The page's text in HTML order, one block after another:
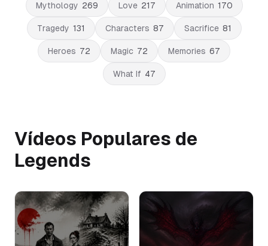
Mythology 269 Love 217 Animation 170
Tragedy 131 Characters 87 Sacrifice 81
Heroes 72 Magic 72 Memories 67
What If 47
Vídeos Populares de
Legends